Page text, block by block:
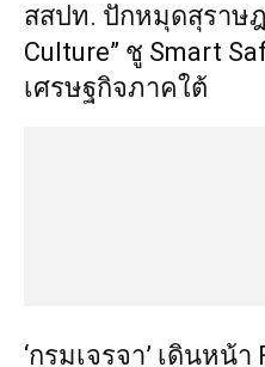
สสปท. ปักหมุดสุราษ
Culture” ชู Smart
เศรษฐกิจภาคใต้
‘กรมเจรจา’ เดินหน้